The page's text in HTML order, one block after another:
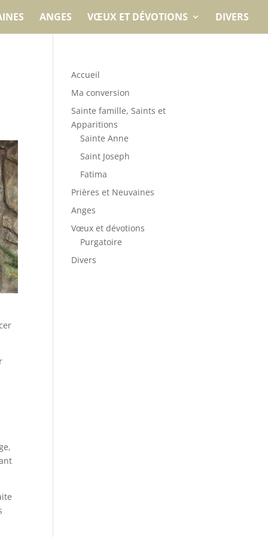
ANGES VŒUX ET DÉVOTIONS DIVERS
Accueil
Ma conversion
Sainte famille, Saints et
Apparitions
Sainte Anne
Saint Joseph
Fatima
Prières et Neuvaines
Anges
Vœux et dévotions
Purgatoire
Divers